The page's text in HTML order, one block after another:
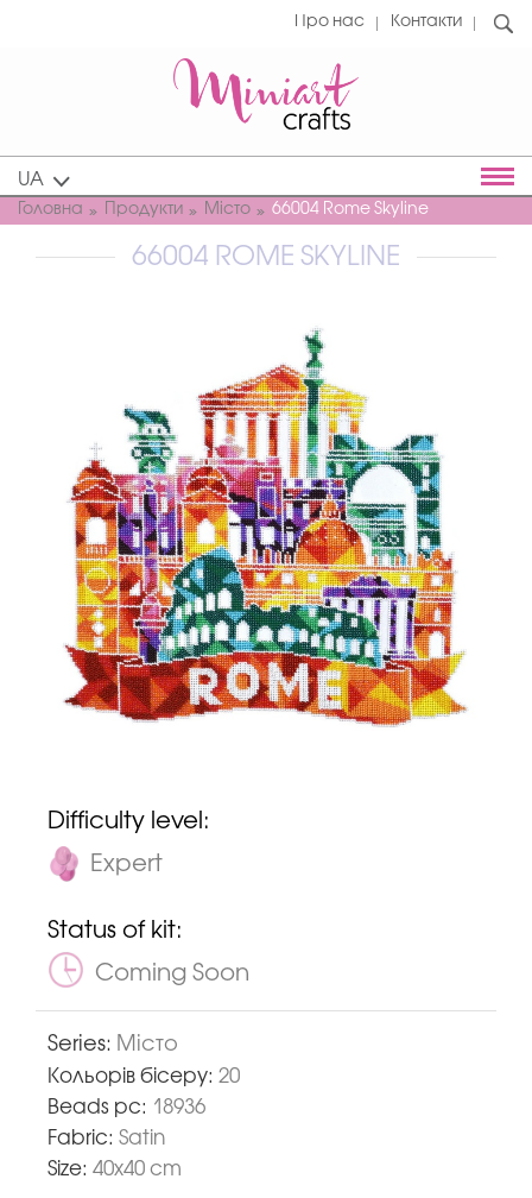
UA
Про нас Контакти
Головна Продукти Місто 66004 Rome Skyline
66004 ROME SKYLINE
Difficulty level:
Expert
Status of kit:
Coming Soon
Series: Місто
Кольорів бісеру: 20
Beads pc: 18936
Fabric: Satin
Size: 40x40 cm